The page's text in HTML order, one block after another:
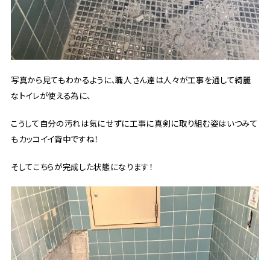
写真から見てもわかるように、職人さん達は人々が工事を通して綺麗
なトイレが使える為に、
こうして自分の汚れは気にせずに工事に真剣に取り組む姿はいつみて
もカッコイイ背中ですね！
そしてこちらが完成した状態になります！